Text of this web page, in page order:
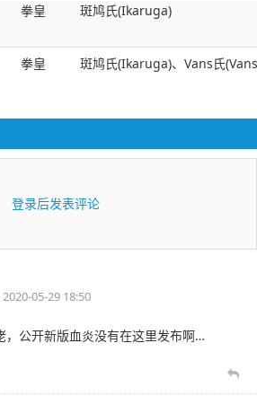
拳皇 斑鸠氏(Ikaruga)
拳皇 斑鸠氏(Ikaruga)、Vans氏
登录后发表评论
2020-05-29 18:50
，公开新版血炎没有在这里发布啊…